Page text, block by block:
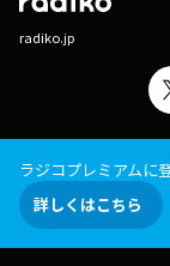
radiko.jp
ラジコプレミアムに
詳しくはこちら